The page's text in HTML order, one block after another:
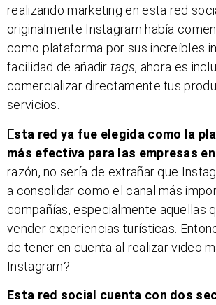
realizando marketing en esta red
originalmente Instagram había
como plataforma por sus increíbles
facilidad de añadirtags, ahora es
comercializar directamente tus
servicios.
Esta red ya fue elegida como la
más efectiva para las empresas
razón, no sería de extrañar que
a consolidar como el canal más
compañías, especialmente aquellas
vender experiencias turísticas.
de tener en cuenta al realizar video
Instagram?
Esta red social cuenta con dos